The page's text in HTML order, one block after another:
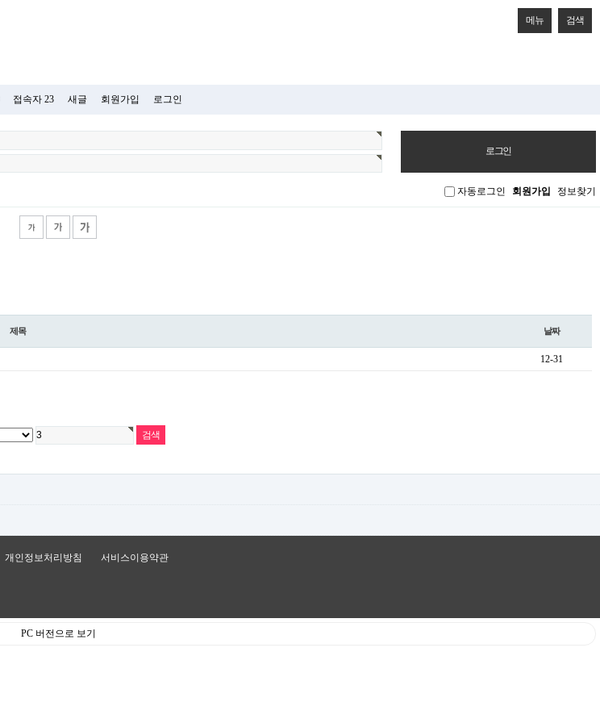
메뉴 검색
접속자 23 새글 회원가입 로그인
자동로그인 회원가입 정보찾기
제목 날짜
12-31
개인정보처리방침 서비스이용약관
PC 버전으로 보기